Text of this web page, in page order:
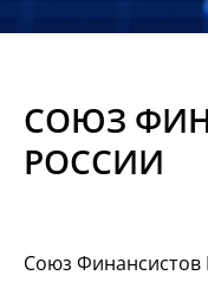
Материалы
СОЮЗ
РОССИИ
Союз Финансистов